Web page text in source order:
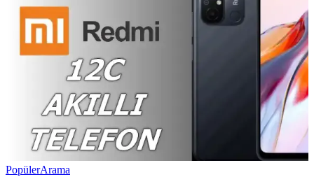
PopülerArama